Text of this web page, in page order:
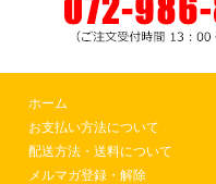
ホーム
お支払い方法について
配送方法・送料について
メルマガ登録・解除